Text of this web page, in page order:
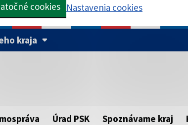
cookies Nastavenia cookies
kraja
kraja.
Táto stránka je
zabezpečenú
https:// pred
Úrad PSK Spoznávame kraj